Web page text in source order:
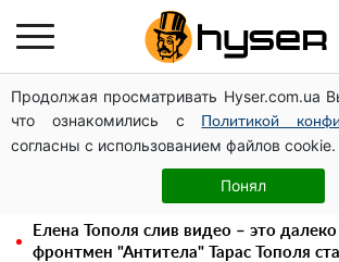
Продолжая просматривать Hyser.com.ua
что ознакомились с
Политикой
согласны с использованием файлов cookie.
Понял
Дроны с наценкой: Александр
миллионы оборонного бюджета
фирму в Эстонии
Голая Елена Тополя в интересных
отвисать челюсти: слив видео – было
Елена Тополя слив видео – это далеко
фронтмен "Антитела" Тарас Тополя